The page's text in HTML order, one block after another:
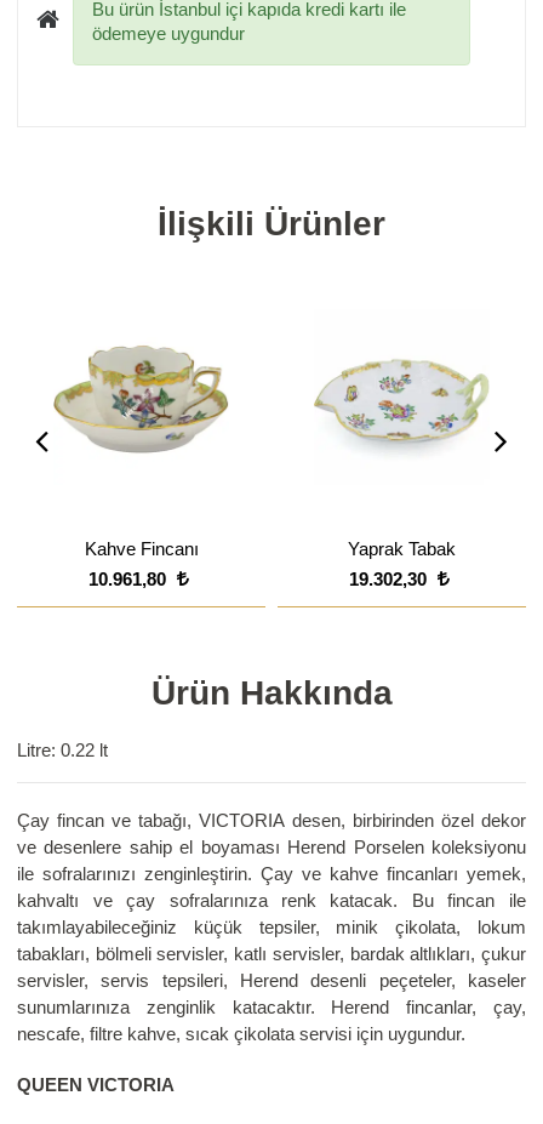
Bu ürün İstanbul içi kapıda kredi kartı ile
ödemeye uygundur
İlişkili Ürünler
Kahve Fincanı
10.961,80
Yaprak Tabak
19.302,30
Ürün Hakkında
Litre: 0.22 lt
Çay fincan ve tabağı, VICTORIA desen, birbirinden özel dekor
ve desenlere sahip el boyaması Herend Porselen koleksiyonu
ile sofralarınızı zenginleştirin. Çay ve kahve fincanları yemek,
kahvaltı ve çay sofralarınıza renk katacak. Bu fincan ile
takımlayabileceğiniz küçük tepsiler, minik çikolata, lokum
tabakları, bölmeli servisler, katlı servisler, bardak altlıkları, çukur
servisler, servis tepsileri, Herend desenli peçeteler, kaseler
sunumlarınıza zenginlik katacaktır. Herend fincanlar, çay,
nescafe, filtre kahve, sıcak çikolata servisi için uygundur.
QUEEN VICTORIA